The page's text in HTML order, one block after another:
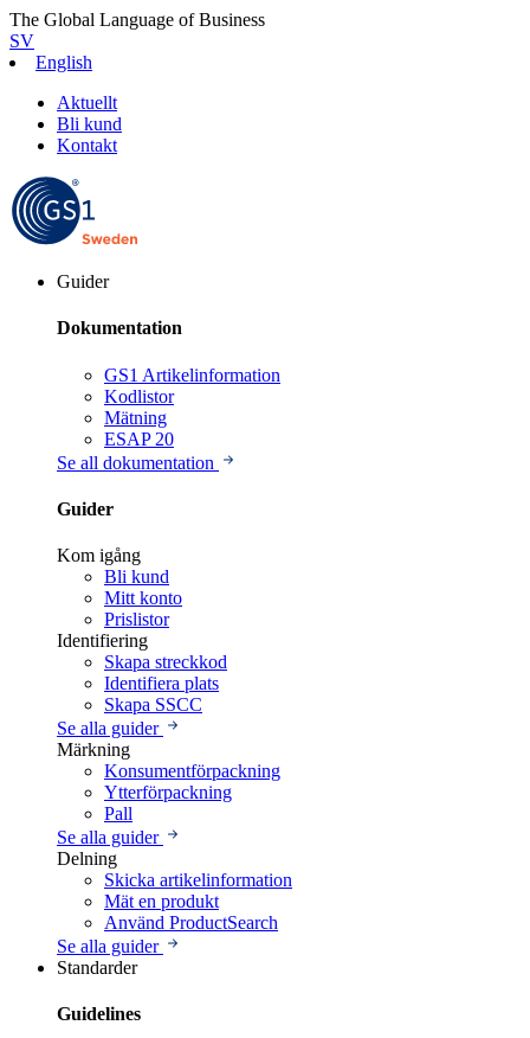
The Global Language of Business
SV
English
Aktuellt
Bli kund
Kontakt
Guider
Dokumentation
GS1 Artikelinformation
Kodlistor
Mätning
ESAP 20
Se all dokumentation
Guider
Kom igång
Bli kund
Mitt konto
Prislistor
Identifiering
Skapa streckkod
Identifiera plats
Skapa SSCC
Se alla guider
Märkning
Konsumentförpackning
Ytterförpackning
Pall
Se alla guider
Delning
Skicka artikelinformation
Mät en produkt
Använd ProductSearch
Se alla guider
Standarder
Guidelines